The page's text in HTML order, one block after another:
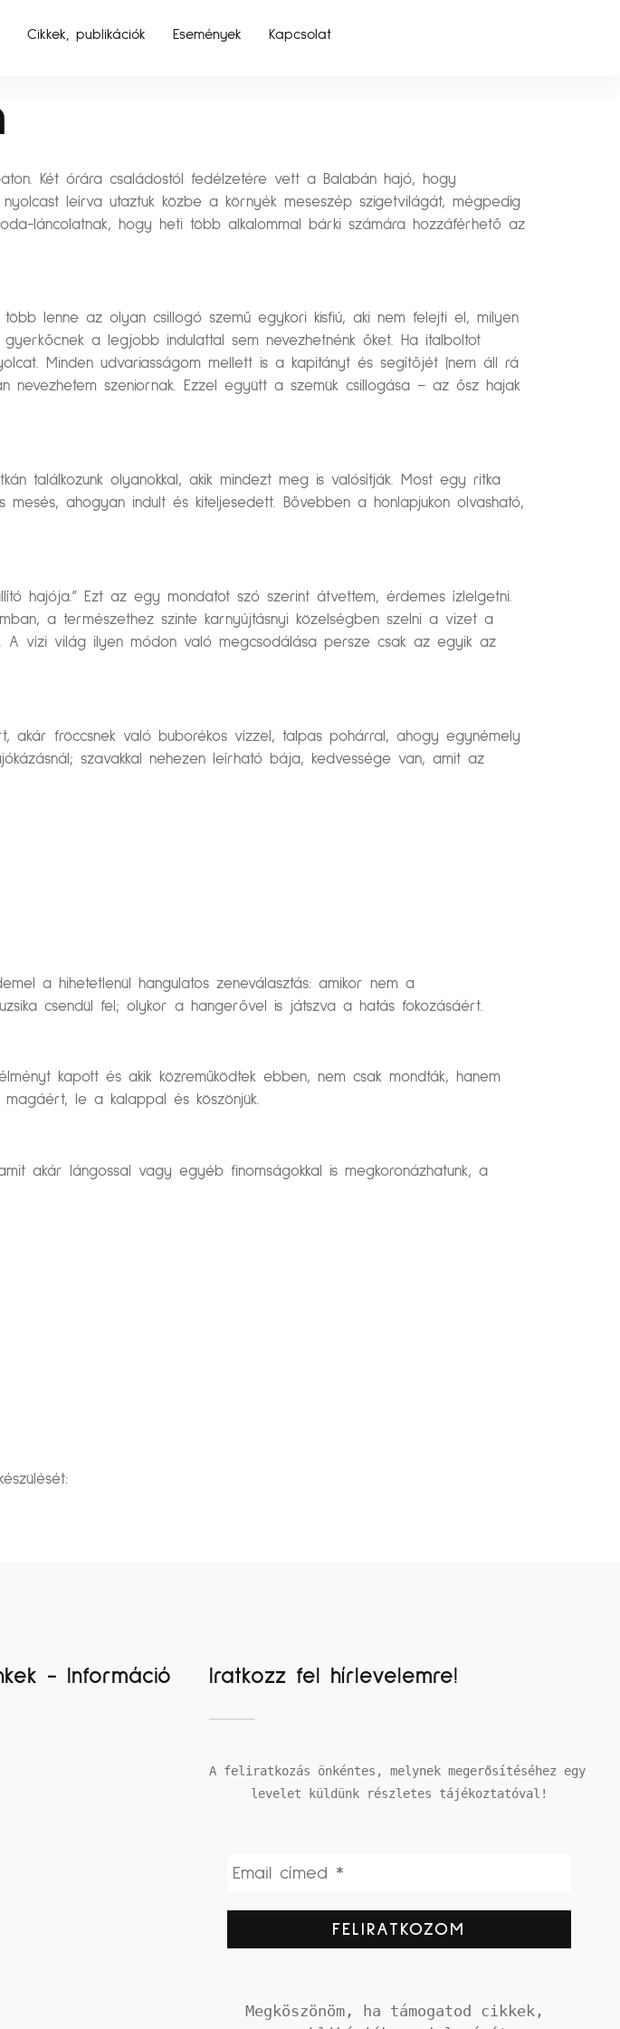
Cikkek, publikációk Események Kapcsolat
Két órára családostól fedélzetére vett a Balabán hajó, hogy
leírva utaztuk közbe a környék meseszép szigetvilágát, mégpedig
láncolatnak, hogy heti több alkalommal bárki számára hozzáférhető az
lenne az olyan csillogó szemű egykori kisfiú, aki nem felejti el, milyen
a legjobb indulattal sem nevezhetnénk őket. Ha italboltot
Minden udvariasságom mellett is a kapitányt és segítőjét (nem áll rá
nevezhetem szeniornak. Ezzel együtt a szemük csillogása – az ősz hajak
találkozunk olyanokkal, akik mindezt meg is valósítják. Most egy ritka
ahogyan indult és kiteljesedett. Bővebben a honlapjukon olvasható,
hajója.” Ezt az egy mondatot szó szerint átvettem, érdemes ízlelgetni.
a természethez szinte karnyújtásnyi közelségben szelni a vizet a
A vízi világ ilyen módon való megcsodálása persze csak az egyik az
akár fröccsnek való buborékos vízzel, talpas pohárral, ahogy egynémely
szavakkal nehezen leírható bája, kedvessége van, amit az
a hihetetlenül hangulatos zeneválasztás: amikor nem a
csendül fel; olykor a hangerővel is játszva a hatás fokozásáért.
kapott és akik közreműködtek ebben, nem csak mondták, hanem
le a kalappal és köszönjük.
akár lángossal vagy egyéb finomságokkal is megkoronázhatunk, a
- Információ Iratkozz fel hírlevelemre!
A feliratkozás önkéntes, melynek megerősítéséhez egy
levelet küldünk részletes tájékoztatóval!
Megköszönöm, ha támogatod cikkek,